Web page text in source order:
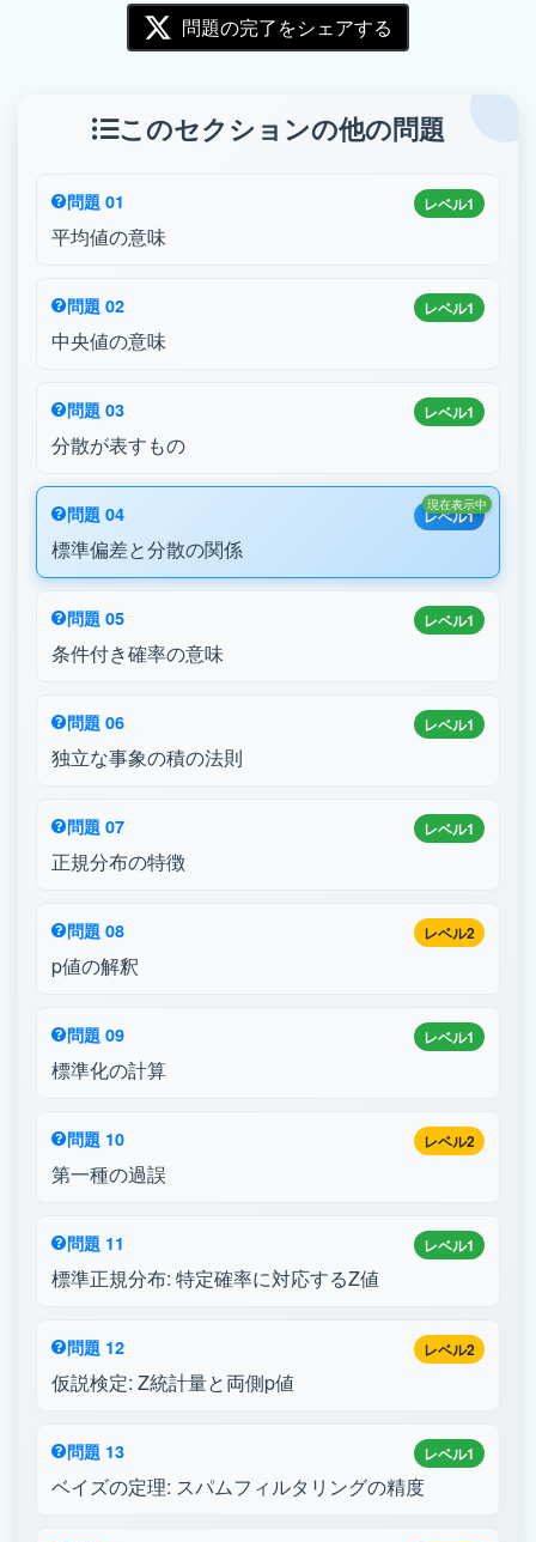
問題の完了をシェアする
このセクションの他の問題
レベル1
問題 01
平均値の意味
レベル1
問題 02
中央値の意味
レベル1
問題 03
分散が表すもの
レベル1
問題 04
標準偏差と分散の関係
現在表示中
レベル1
問題 05
条件付き確率の意味
レベル1
問題 06
独立な事象の積の法則
レベル1
問題 07
正規分布の特徴
レベル2
問題 08
p値の解釈
レベル1
問題 09
標準化の計算
レベル2
問題 10
第一種の過誤
レベル1
問題 11
標準正規分布: 特定確率に対応するZ値
レベル2
問題 12
仮説検定: Z統計量と両側p値
レベル1
問題 13
ベイズの定理: スパムフィルタリングの精度